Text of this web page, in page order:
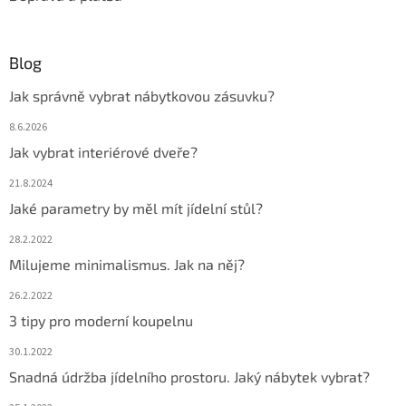
Blog
Jak správně vybrat nábytkovou zásuvku?
8.6.2026
Jak vybrat interiérové dveře?
21.8.2024
Jaké parametry by měl mít jídelní stůl?
28.2.2022
Milujeme minimalismus. Jak na něj?
26.2.2022
3 tipy pro moderní koupelnu
30.1.2022
Snadná údržba jídelního prostoru. Jaký nábytek vybrat?